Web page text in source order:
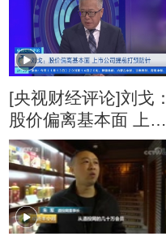
[央视财经评论]刘戈：
股价偏离基本面 上市
公司提前打预防针